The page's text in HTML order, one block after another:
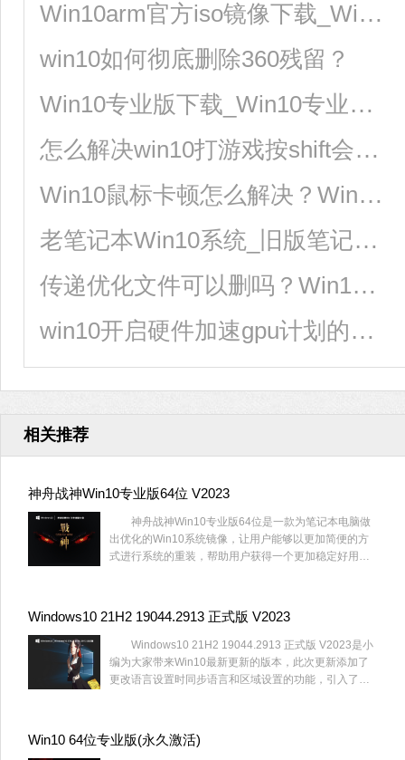
Win10arm官方iso镜像下载_Win10arm版镜像64位下载
win10如何彻底删除360残留？
Win10专业版下载_Win10专业版极速安装系统64位
怎么解决win10打游戏按shift会切换输入法？
Win10鼠标卡顿怎么解决？Win10鼠标拖动窗口有延迟解决方法
老笔记本Win10系统_旧版笔记本Win10精简版系统
传递优化文件可以删吗？Win10删除传递优化文件的方法
win10开启硬件加速gpu计划的方法
相关推荐
神舟战神Win10专业版64位 V2023
神舟战神Win10专业版64位是一款为笔记本电脑做
出优化的Win10系统镜像，让用户能够以更加简便的方
式进行系统的重装，帮助用户获得一个更加稳定好用的
Windows10 21H2 19044.2913 正式版 V2023
Windows10 21H2 19044.2913 正式版 V2023是小
编为大家带来Win10最新更新的版本，此次更新添加了
更改语言设置时同步语言和区域设置的功能，引入了防
Win10 64位专业版(永久激活)